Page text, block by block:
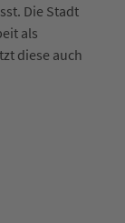
Die Stadt
als
diese auch